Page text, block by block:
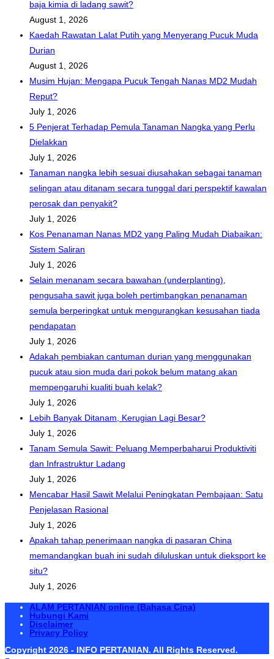
baja kimia di ladang sawit?
August 1, 2026
Kaedah Rawatan Lalat Putih yang Menyerang Pucuk Muda
Durian
August 1, 2026
Musim Hujan: Mengapa Pucuk Tengah Nanas MD2 Mudah
Reput?
July 1, 2026
5 Penjerat Terhadap Pemula Tanaman Nangka yang Perlu
Dielakkan
July 1, 2026
Tanaman nangka lebih sesuai diusahakan sebagai tanaman
selingan atau ditanam secara tunggal dari perspektif kawalan
perosak dan penyakit?
July 1, 2026
Kos Penanaman Nanas MD2 yang Paling Mudah Diabaikan:
Sistem Saliran
July 1, 2026
Selain menanam secara bawahan (underplanting),
pengusaha sawit juga boleh pertimbangkan penanaman
semula berperingkat untuk mengurangkan kesusahan tiada
pendapatan
July 1, 2026
Adakah pembiakan cantuman durian yang menggunakan
pucuk atau sion muda dari pokok belum matang akan
mempengaruhi kualiti buah kelak?
July 1, 2026
Lebih Banyak Ditanam, Kerugian Lagi Besar?
July 1, 2026
Tanam Semula Sawit: Peluang Memperbaharui Produktiviti
dan Infrastruktur Ladang
July 1, 2026
Mencabar Hasil Sawit Melalui Peningkatan Pembajaan: Satu
Penjelasan Rasional
July 1, 2026
Apakah tahap penerimaan nangka di pasaran China
memandangkan buah ini sudah diluluskan untuk dieksport ke
situ?
July 1, 2026
ALAM PERTANIAN online (Bahasa Cina)
Hubungi Kami
Disclaimer
Privacy Policy
Copyright 2026 - INFO PERTANIAN. All Rights Reserved.